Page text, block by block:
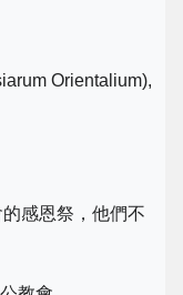
Orientalium),
感恩祭，他們不